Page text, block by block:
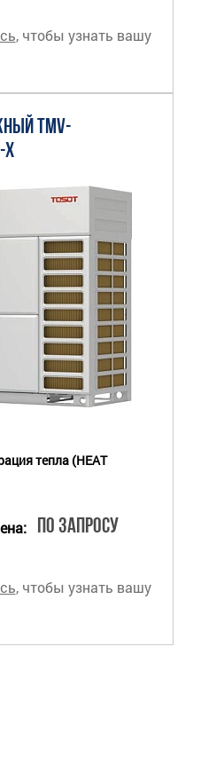
, чтобы узнать вашу
TMV-
X
тепла (HEAT
По запросу
, чтобы узнать вашу